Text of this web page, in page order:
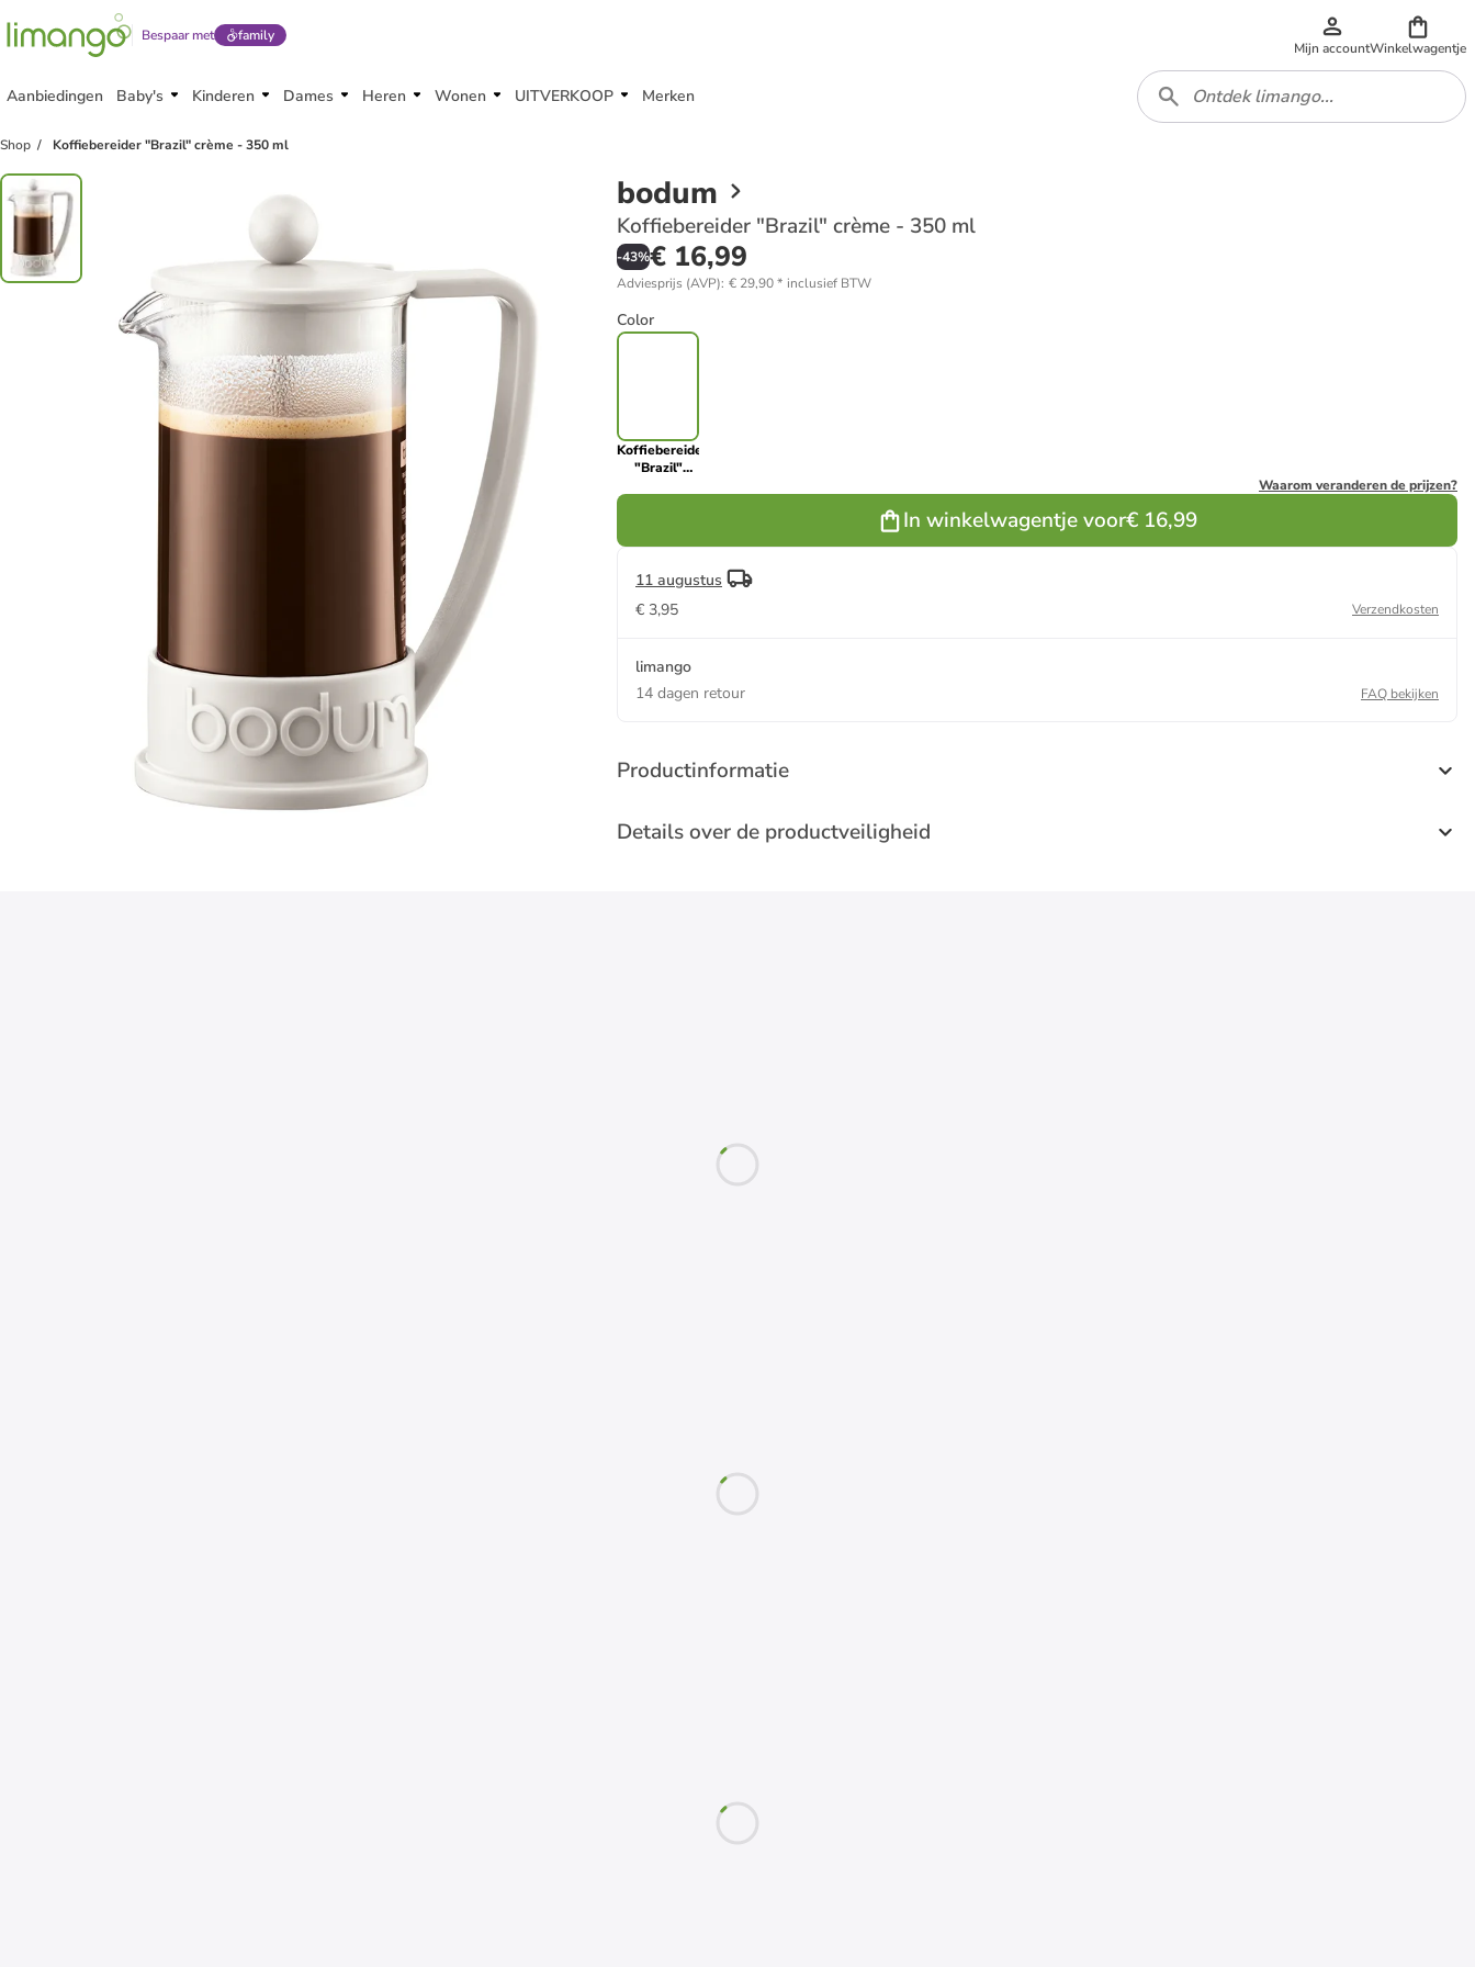
Bespaar met family
Mijn accountWinkelwagentje
Aanbiedingen Baby's Kinderen Dames Heren Wonen UITVERKOOP Merken
Shop Koffiebereider "Brazil" crème - 350 ml
bodum
Koffiebereider "Brazil" crème - 350 ml
-43%€ 16,99
Adviesprijs (AVP): € 29,90* inclusief BTW
Color
Koffiebereider
"Brazil"
Waarom veranderen de prijzen?
In winkelwagentje voor€ 16,99
11 augustus
€ 3,95
Verzendkosten
limango
14 dagen retour
FAQ bekijken
Productinformatie
Details over de productveiligheid